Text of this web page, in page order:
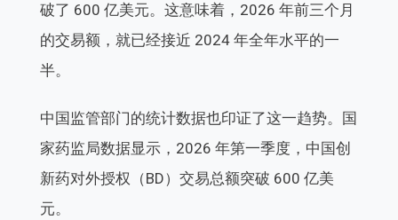
破了 600 亿美元。这意味着，2026 年前三个月
的交易额，就已经接近 2024 年全年水平的一
半。
中国监管部门的统计数据也印证了这一趋势。国
家药监局数据显示，2026 年第一季度，中国创
新药对外授权（BD）交易总额突破 600 亿美
元。